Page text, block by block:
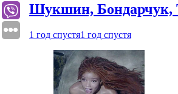
Шукшин, Бондарчук,
1 год спустя1 год спустя